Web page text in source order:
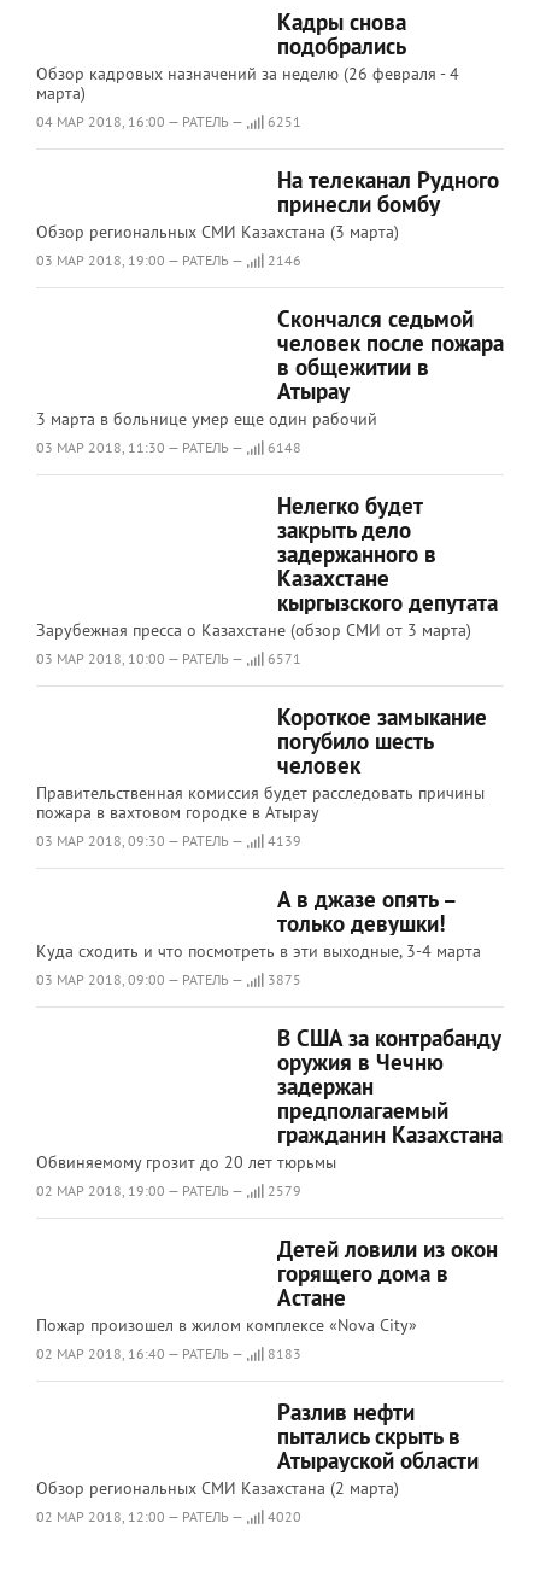
Кадры снова
подобрались
Обзор кадровых назначений за неделю (26 февраля - 4
марта)
04 МАР 2018, 16:00 — РАТЕЛЬ — 6251
На телеканал Рудного
принесли бомбу
Обзор региональных СМИ Казахстана (3 марта)
03 МАР 2018, 19:00 — РАТЕЛЬ — 2146
Скончался седьмой
человек после пожара
в общежитии в
Атырау
3 марта в больнице умер еще один рабочий
03 МАР 2018, 11:30 — РАТЕЛЬ — 6148
Нелегко будет
закрыть дело
задержанного в
Казахстане
кыргызского депутата
Зарубежная пресса о Казахстане (обзор СМИ от 3 марта)
03 МАР 2018, 10:00 — РАТЕЛЬ — 6571
Короткое замыкание
погубило шесть
человек
Правительственная комиссия будет расследовать причины
пожара в вахтовом городке в Атырау
03 МАР 2018, 09:30 — РАТЕЛЬ — 4139
А в джазе опять –
только девушки!
Куда сходить и что посмотреть в эти выходные, 3-4 марта
03 МАР 2018, 09:00 — РАТЕЛЬ — 3875
В США за контрабанду
оружия в Чечню
задержан
предполагаемый
гражданин Казахстана
Обвиняемому грозит до 20 лет тюрьмы
02 МАР 2018, 19:00 — РАТЕЛЬ — 2579
Детей ловили из окон
горящего дома в
Астане
Пожар произошел в жилом комплексе «Nova City»
02 МАР 2018, 16:40 — РАТЕЛЬ — 8183
Разлив нефти
пытались скрыть в
Атырауской области
Обзор региональных СМИ Казахстана (2 марта)
02 МАР 2018, 12:00 — РАТЕЛЬ — 4020